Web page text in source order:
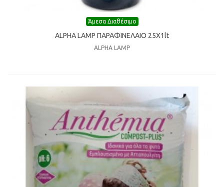
Άμεσα Διαθέσιμο
ALPHA LAMP ΠΑΡΑΦΙΝΕΛΑIO 25Χ1lt
ALPHA LAMP